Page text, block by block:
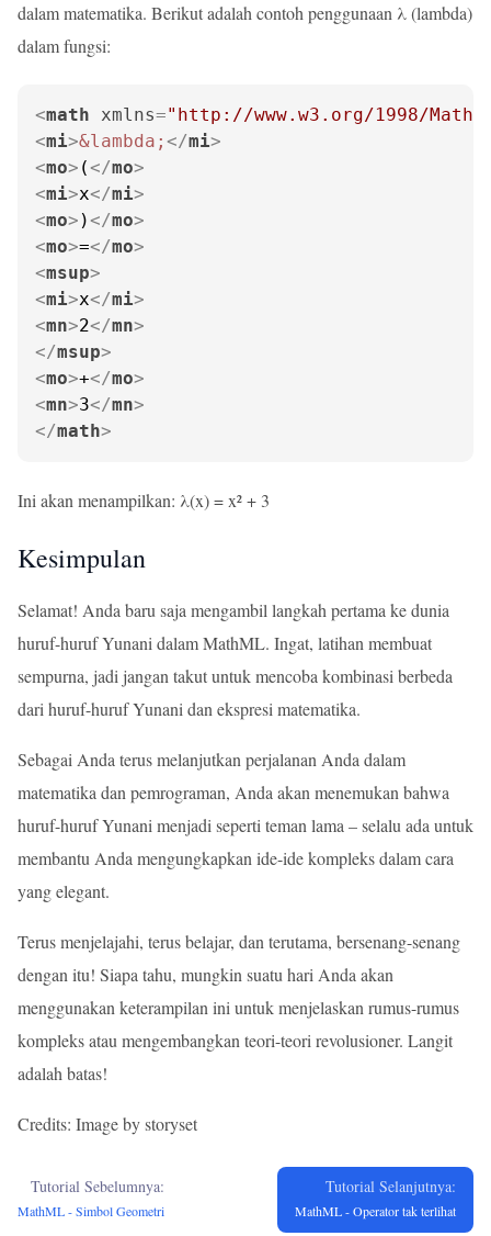
dalam matematika. Berikut adalah contoh penggunaan λ (lambda)
dalam fungsi:
<math xmlns="http://www.w3.org/1998/Math/
<mi>&lambda; </mi>
<mo> (</mo>
<mi>x</mi>
<mo> )</mo>
<mo>=</mo>
<msup>
<mi>x</mi>
<mn>2</mn>
</msup>
<mo>+</mo>
<mn>3</mn>
</math>
Ini akan menampilkan: λ(x) = x² + 3
Kesimpulan
Selamat! Anda baru saja mengambil langkah pertama ke dunia
huruf-huruf Yunani dalam MathML. Ingat, latihan membuat
sempurna, jadi jangan takut untuk mencoba kombinasi berbeda
dari huruf-huruf Yunani dan ekspresi matematika.
Sebagai Anda terus melanjutkan perjalanan Anda dalam
matematika dan pemrograman, Anda akan menemukan bahwa
huruf-huruf Yunani menjadi seperti teman lama – selalu ada untuk
membantu Anda mengungkapkan ide-ide kompleks dalam cara
yang elegant.
Terus menjelajahi, terus belajar, dan terutama, bersenang-senang
dengan itu! Siapa tahu, mungkin suatu hari Anda akan
menggunakan keterampilan ini untuk menjelaskan rumus-rumus
kompleks atau mengembangkan teori-teori revolusioner. Langit
adalah batas!
Credits: Image by storyset
Tutorial Sebelumnya:
MathML - Simbol Geometri
Tutorial Selanjutnya:
MathML - Operator tak terlihat